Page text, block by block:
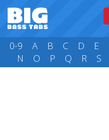
0-9 A B C D E
N
O P Q R S